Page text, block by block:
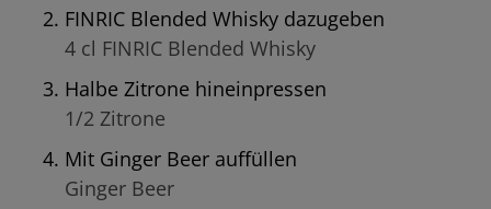
FINRIC Blended Whisky dazugeben
4 cl FINRIC Blended Whisky
Halbe Zitrone hineinpressen
1/2 Zitrone
Mit Ginger Beer auffüllen
Ginger Beer